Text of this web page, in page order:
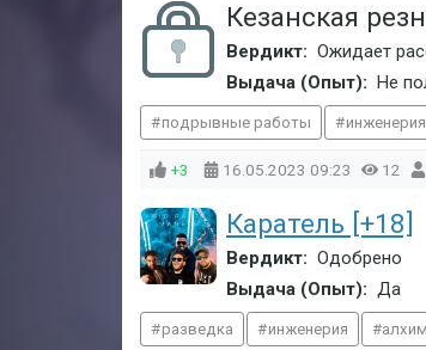
Кезанская
Вердикт: Ожидает
Выдача (Опыт): Не
подрывные работы инженерия
+3 16.05.2023 09:23 12
Каратель [+18]
Вердикт: Одобрено
Выдача (Опыт): Да
разведка инженерия